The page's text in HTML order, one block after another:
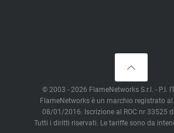
© 2003 - 2026 FlameNetworks S.r.l. - P.I.
FlameNetworks è un marchio registrato
08/01/2016. Iscrizione al ROC nr 33525
Tutti i diritti riservati. Le tariffe sono da